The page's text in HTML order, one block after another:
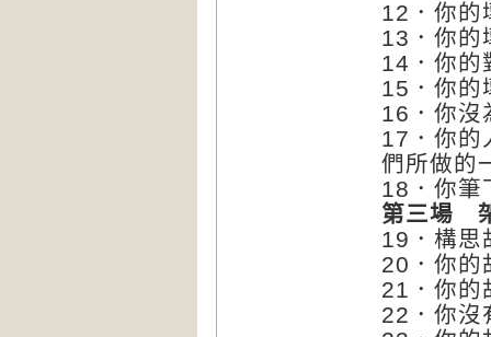
12．你的
13．你的
14．你的
15．你的
16．你沒
17．你的
們所做的
18．你筆
第三場
19．構思
20．你的
21．你的
22．你沒